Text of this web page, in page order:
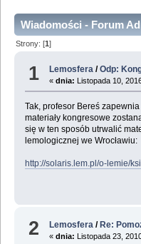
Wiadomości - Forum
Strony: [1]
1 Lemosfera /Odp:
«dnia: Listopada 10,
Tak, profesor Bereś
materiały kongresowe
się w ten sposób utrwalić
lemologicznej we Wrocławiu:
http://solaris.lem.pl/o-lemie/
2 Lemosfera /Re:
«dnia: Listopada 23,